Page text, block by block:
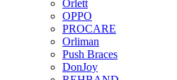
Orlett
OPPO
PROCARE
Orliman
Push Braces
DonJoy